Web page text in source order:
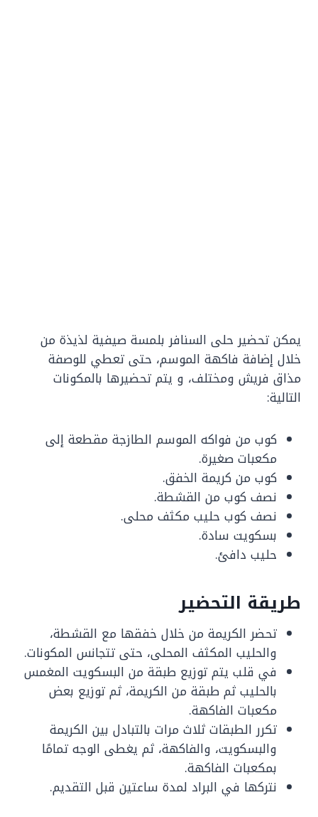
يمكن تحضير حلى السنافر بلمسة صيفية لذيذة من
خلال إضافة فاكهة الموسم، حتى تعطي للوصفة
مذاق فريش ومختلف، و يتم تحضيرها بالمكونات
التالية:
كوب من فواكه الموسم الطازجة مقطعة إلى
مكعبات صغيرة.
كوب من كريمة الخفق.
نصف كوب من القشطة.
نصف كوب حليب مكثف محلى.
بسكويت سادة.
حليب دافئ.
طريقة التحضير
تحضر الكريمة من خلال خفقها مع القشطة،
والحليب المكثف المحلى، حتى تتجانس المكونات.
في قلب يتم توزيع طبقة من البسكويت المغمس
بالحليب ثم طبقة من الكريمة، ثم توزيع بعض
مكعبات الفاكهة.
تكرر الطبقات ثلاث مرات بالتبادل بين الكريمة
والبسكويت، والفاكهة، ثم يغطى الوجه تمامًا
بمكعبات الفاكهة.
نتركها في البراد لمدة ساعتين قبل التقديم.